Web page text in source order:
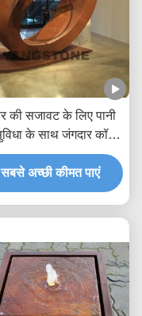
की सजावट के लिए पानी
के साथ जंगदार कॉर्टेन
स्टील मूर्तिकला फव्वारा
सबसे अच्छी कीमत पाएं